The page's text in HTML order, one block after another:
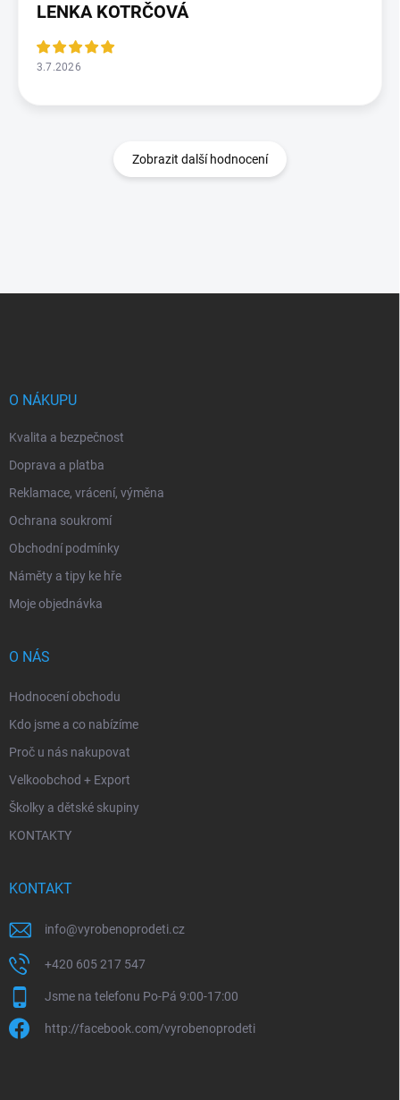
LENKA KOTRČOVÁ
3.7.2026
Zobrazit další hodnocení
O NÁKUPU
Kvalita a bezpečnost
Doprava a platba
Reklamace, vrácení, výměna
Ochrana soukromí
Obchodní podmínky
Náměty a tipy ke hře
Moje objednávka
O NÁS
Hodnocení obchodu
Kdo jsme a co nabízíme
Proč u nás nakupovat
Velkoobchod + Export
Školky a dětské skupiny
KONTAKTY
KONTAKT
info@vyrobenoprodeti.cz
+420 605 217 547
Jsme na telefonu Po-Pá 9:00-17:00
http://facebook.com/vyrobenoprodeti